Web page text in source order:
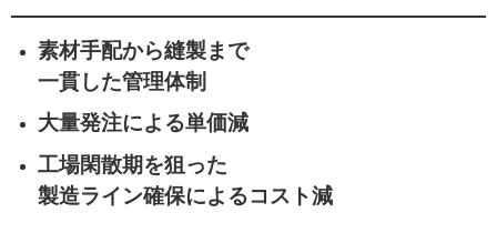
素材手配から縫製まで
一貫した管理体制
大量発注による単価減
工場閑散期を狙った
製造ライン確保によるコスト減